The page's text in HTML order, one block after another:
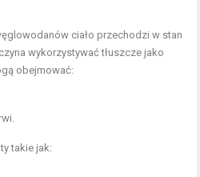
ciało przechodzi w stan
wykorzystywać tłuszcze jako
obejmować:
takie jak: